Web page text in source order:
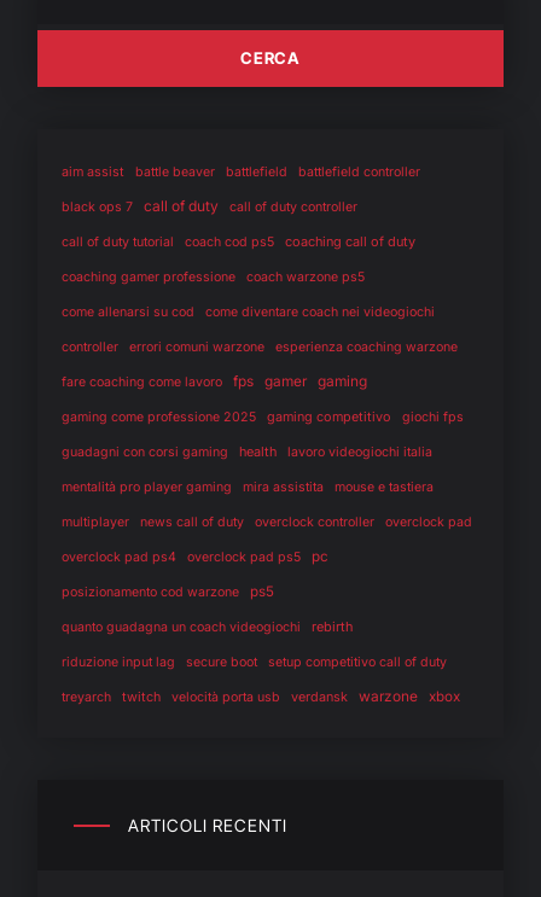
aim assist battle beaver battlefield battlefield controller
black ops 7 call of duty call of duty controller
call of duty tutorial coach cod ps5 coaching call of duty
coaching gamer professione coach warzone ps5
come allenarsi su cod come diventare coach nei videogiochi
controller errori comuni warzone esperienza coaching warzone
fare coaching come lavoro fps gamer gaming
gaming come professione 2025 gaming competitivo giochi fps
guadagni con corsi gaming health lavoro videogiochi italia
mentalità pro player gaming mira assistita mouse e tastiera
multiplayer news call of duty overclock controller overclock pad
overclock pad ps4 overclock pad ps5 pc
posizionamento cod warzone ps5
quanto guadagna un coach videogiochi rebirth
riduzione input lag secure boot setup competitivo call of duty
treyarch twitch velocità porta usb verdansk warzone xbox
ARTICOLI RECENTI